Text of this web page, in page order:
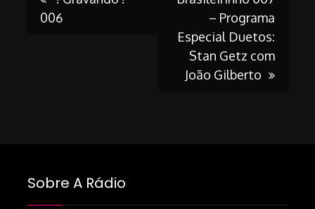
navigation
006
– Programa
Especial Duetos:
Stan Getz com
João Gilberto
Sobre A Rádio